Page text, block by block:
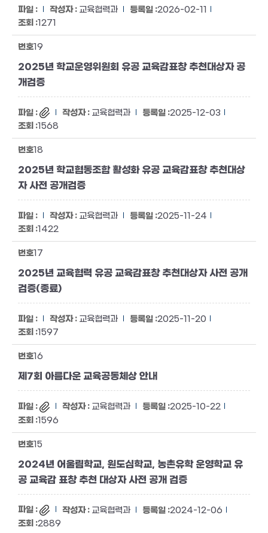
교육협력과
2026-02-11
1271
19
2025년 학교운영위원회 유공 교육감표창 추천대상자 공
개검증
교육협력과
2025-12-03
1568
18
2025년 학교협동조합 활성화 유공 교육감표창 추천대상
자 사전 공개검증
교육협력과
2025-11-24
1422
17
2025년 교육협력 유공 교육감표창 추천대상자 사전 공개
검증(종료)
교육협력과
2025-11-20
1597
16
제7회 아름다운 교육공동체상 안내
교육협력과
2025-10-22
1596
15
2024년 어울림학교, 원도심학교, 농촌유학 운영학교 유
공 교육감 표창 추천 대상자 사전 공개 검증
교육협력과
2024-12-06
2889